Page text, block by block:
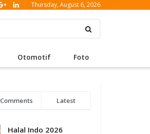
Thursday, August 6, 2026
Otomotif Foto
Comments Latest
Halal Indo 2026